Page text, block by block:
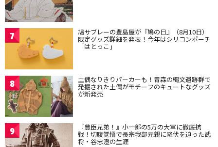
7 鳩サブレーの豊島屋が『鳩の日』（8月10日）
限定グッズ詳細を発表！今年はシリコンポーチ
「はとっこ」
8 土偶なりきりパーカーも！青森の縄文遺跡群で
発掘された土偶がモチーフのキュートなグッズ
が新発売
9 『豊臣兄弟！』小一郎の5万の大軍に徹底抗
戦！切腹覚悟で長宗我部元親に降伏を迫った武
将・谷忠澄の生涯